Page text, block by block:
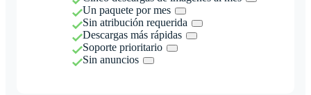
Un paquete por mes
Sin atribución requerida
Descargas más rápidas
Soporte prioritario
Sin anuncios